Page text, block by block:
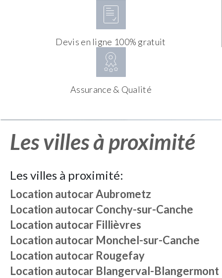
Devis en ligne 100% gratuit
Assurance & Qualité
Les villes à proximité
Les villes à proximité:
Location autocarAubrometz
Location autocarConchy-sur-Canche
Location autocar Fillièvres
Location autocar Monchel-sur-Canche
Location autocar Rougefay
Location autocar Blangerval-Blangermont